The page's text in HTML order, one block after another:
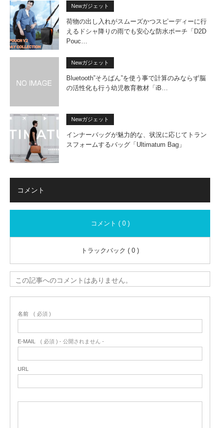
Newガジェット
荷物の出し入れがスムーズかつスピーディーに行
えるドシャ降りの雨でも安心な防水ポーチ「D2D
Pouc…
Newガジェット
Bluetooth”そろばん”を使う事で計算のみならず脳
の活性化も行う幼児教育教材「iB…
Newガジェット
インナーバッグが魅力的な、状況に応じてトラン
スフォームするバッグ「Ultimatum Bag」
コメント
コメント ( 0 )
トラックバック ( 0 )
この記事へのコメントはありません。
名前 ( 必須 )
E-MAIL ( 必須 ) - 公開されません -
URL